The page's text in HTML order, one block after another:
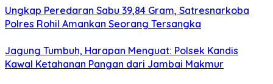
Ungkap Peredaran Sabu 39,84 Gram, Satresnarkoba
Polres Rohil Amankan Seorang Tersangka
Jagung Tumbuh, Harapan Menguat: Polsek Kandis
Kawal Ketahanan Pangan dari Jambai Makmur